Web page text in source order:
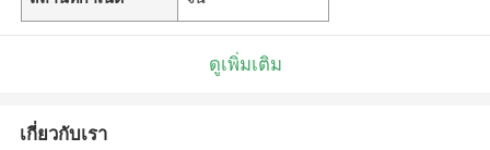
ดูเพิ่มเติม
เกี่ยวกับเรา